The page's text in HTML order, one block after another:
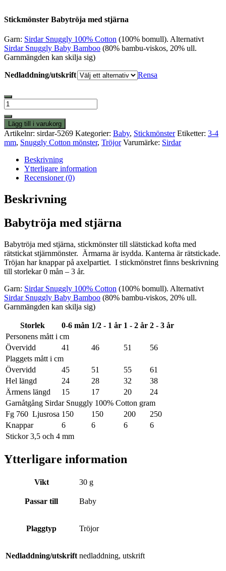
Stickmönster Babytröja med stjärna
Garn: Sirdar Snuggly 100% Cotton (100% bomull). Alternativt
Sirdar Snuggly Baby Bamboo (80% bambu-viskos, 20% ull.
Garnmängden kan skilja sig)
Nedladdning/utskrift Rensa
Babytröja
med
stjärna
mängd
Lägg till i varukorg
Artikelnr: sirdar-5269 Kategorier: Baby, Stickmönster Etiketter: 3-4
mm, Snuggly Cotton mönster, Tröjor Varumärke: Sirdar
Beskrivning
Ytterligare information
Recensioner (0)
Beskrivning
Babytröja med stjärna
Babytröja med stjärna, stickmönster till slätstickad kofta med
rätstickat stjärnmönster. Ärmarna är isydda. Kanterna är rätstickade.
Tröjan har knappar på axelpartiet. I stickmönstret finns beskrivning
till storlekar 0 mån – 3 år.
Garn: Sirdar Snuggly 100% Cotton (100% bomull). Alternativt
Sirdar Snuggly Baby Bamboo (80% bambu-viskos, 20% ull.
Garnmängden kan skilja sig)
Storlek 0-6 mån 1/2 - 1 år 1 - 2 år 2 - 3 år
Personens mått i cm
Övervidd
41 46 51
56
Plaggets mått i cm
Övervidd
45 51 55
61
Hel längd
24 28 32
38
Ärmens längd
15 17 20
24
Garnåtgång Sirdar Snuggly 100% Cotton gram
Fg 760 Ljusrosa 150 150 200
250
Knappar
6 6 6
6
Stickor 3,5 och 4 mm
Ytterligare information
Vikt 30 g
Passar till Baby
Plaggtyp Tröjor
Nedladdning/utskrift nedladdning, utskrift